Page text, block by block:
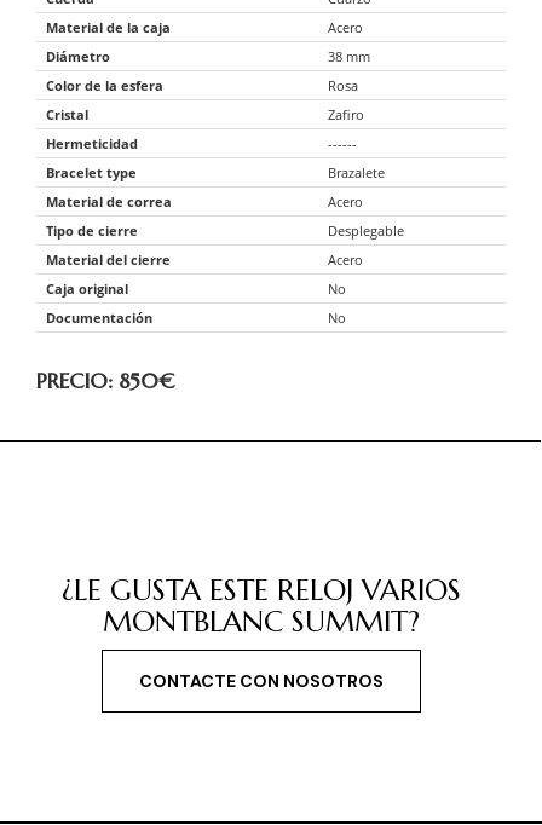
Material de la caja
Acero
Diámetro
38 mm
Color de la esfera
Rosa
Cristal
Zafiro
Hermeticidad
------
Bracelet type
Brazalete
Material de correa
Acero
Tipo de cierre
Desplegable
Material del cierre
Acero
Caja original
No
Documentación
No
PRECIO: 850€
¿LE GUSTA ESTE RELOJ VARIOS
MONTBLANC SUMMIT?
CONTACTE CON NOSOTROS